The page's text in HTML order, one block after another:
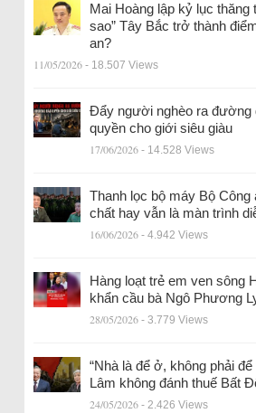
Mai Hoàng lập kỷ lục thăng
sao” Tây Bắc trở thành
an?
11/05/2026 - 18.507 Views
Đẩy người nghèo ra đường
quyền cho giới siêu giàu
17/06/2026 - 14.528 Views
Thanh lọc bộ máy Bộ Công
chất hay vẫn là màn trình
16/06/2026 - 4.942 Views
Hàng loạt trẻ em ven sông
khẩn cầu bà Ngô Phương
28/05/2026 - 3.779 Views
“Nhà là để ở, không phải
Lâm không đánh thuế Bất
24/05/2026 - 2.426 Views